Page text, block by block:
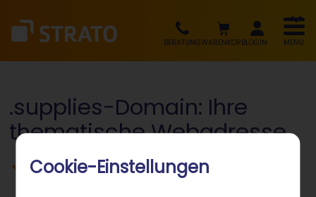
Cookie-Einstellungen
BERATUNGWARENKORBLOGIN MENÜ
.supplies-Domain: Ihre
thematische Webadresse
Verbrauchsmaterial und Zubehör